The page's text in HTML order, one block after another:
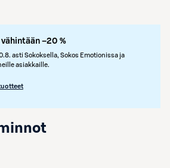
–20 %
asti Sokoksella, Sokos Emotionissa ja
asiakkaille.